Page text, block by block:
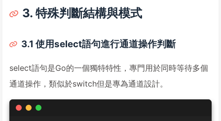
3. 特殊判斷結構與模式
3.1 使用select語句進行通道操作判斷
select語句是Go的一個獨特特性，專門用於同時等待多個
通道操作，類似於switch但是專為通道設計。